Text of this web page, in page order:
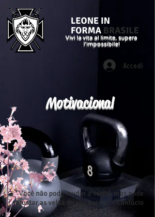
LEONE IN
FORMA BRASILE
Vivi la vita al limite, supera
l'impossibile!
Accedi
Motivacional
"Você não pode mudar o vento, mas pode
ajustar as velas do seu barco." - Confúcio